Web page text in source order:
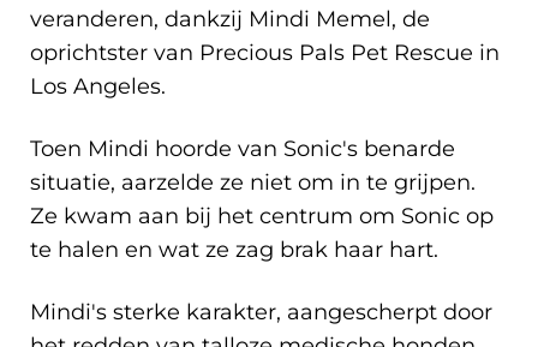
veranderen, dankzij Mindi Memel, de
oprichtster van Precious Pals Pet Rescue in
Los Angeles.
Toen Mindi hoorde van Sonic's benarde
situatie, aarzelde ze niet om in te grijpen.
Ze kwam aan bij het centrum om Sonic op
te halen en wat ze zag brak haar hart.
Mindi's sterke karakter, aangescherpt door